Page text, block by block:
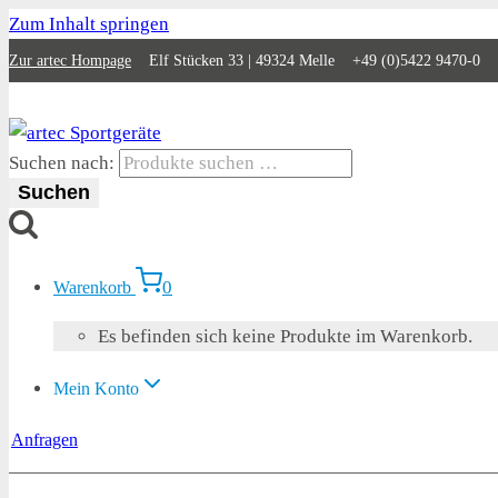
Zum Inhalt springen
Zur artec Hompage Elf Stücken 33 | 49324 Melle +49 (0)5422 9470-0
Suchen nach:
Suchen
Warenkorb 0
Es befinden sich keine Produkte im Warenkorb.
Mein Konto
Anfragen